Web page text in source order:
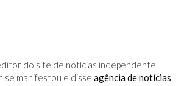
do site de notícias independente
se manifestou e disse agência de notícias